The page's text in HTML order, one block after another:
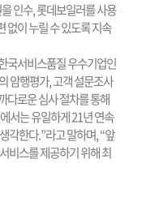
인수, 롯데보일러를 사용
없이 누릴 수 있도록 지속
국서비스품질 우수기업인
암행평가, 고객 설문조사
다로운 심사 절차를 통해
서는 유일하게 21년 연속
각한다.”라고 말하며, “앞
비스를 제공하기 위해 최